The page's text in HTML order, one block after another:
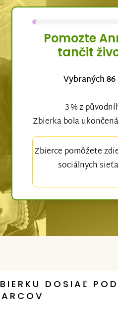
Pomozte
tančit
Vybraných 86
3 % z
Zbierka bola
Zbierce pomôžete
sociálnych
DOSIAĽ